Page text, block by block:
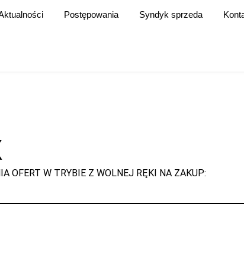
Postępowania Syndyk sprzeda
OFERT W TRYBIE Z WOLNEJ RĘKI NA ZAKUP: